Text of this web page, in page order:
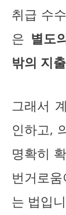
취급 수
은 별도
밖의 지
그래서
인하고,
명확히
번거로
는 법입